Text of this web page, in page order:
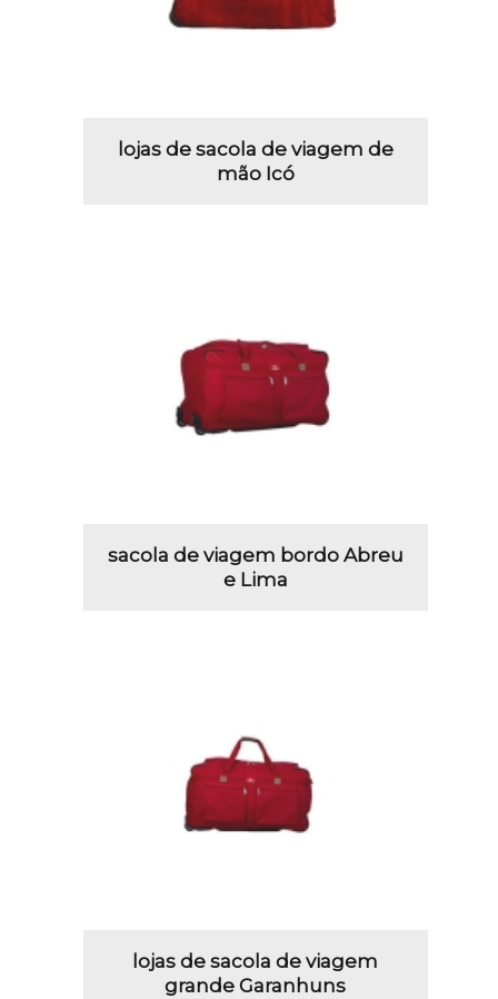
lojas de sacola de viagem de
mão Icó
sacola de viagem bordo Abreu
e Lima
lojas de sacola de viagem
grande Garanhuns